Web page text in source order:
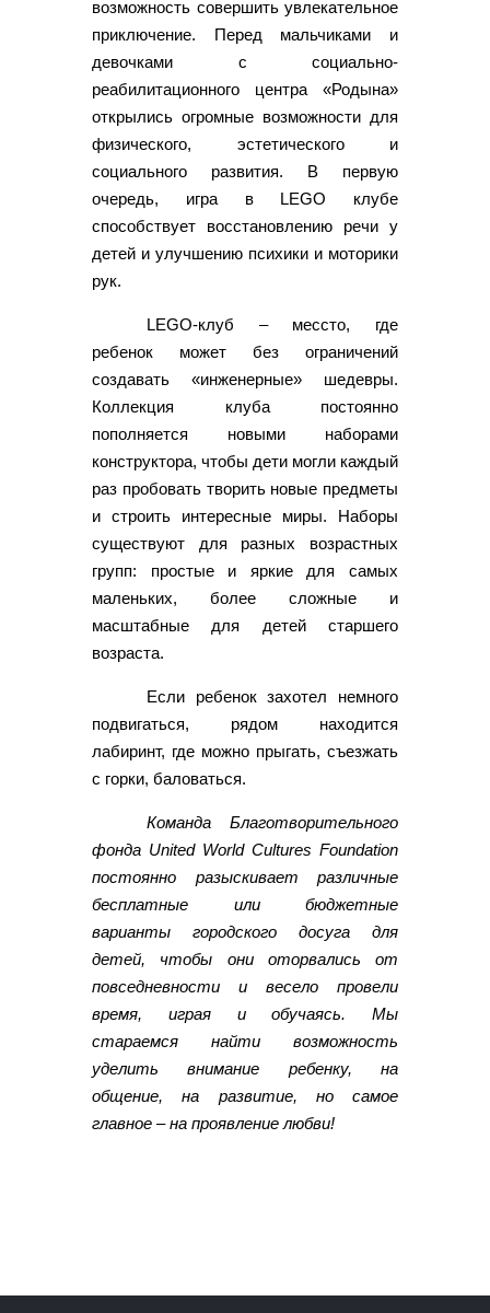
возможность совершить увлекательное
приключение. Перед мальчиками и
девочками с социально-
реабилитационного центра «Родына»
открылись огромные возможности для
физического, эстетического и
социального развития. В первую
очередь, игра в LEGO клубе
способствует восстановлению речи у
детей и улучшению психики и моторики
рук.
LEGO-клуб – мессто, где
ребенок может без ограничений
создавать «инженерные» шедевры.
Коллекция клуба постоянно
пополняется новыми наборами
конструктора, чтобы дети могли каждый
раз пробовать творить новые предметы
и строить интересные миры. Наборы
существуют для разных возрастных
групп: простые и яркие для самых
маленьких, более сложные и
масштабные для детей старшего
возраста.
Если ребенок захотел немного
подвигаться, рядом находится
лабиринт, где можно прыгать, съезжать
с горки, баловаться.
Команда Благотворительного
фонда United World Cultures Foundation
постоянно разыскивает различные
бесплатные или бюджетные
варианты городского досуга для
детей, чтобы они оторвались от
повседневности и весело провели
время, играя и обучаясь. Мы
стараемся найти возможность
уделить внимание ребенку, на
общение, на развитие, но самое
главное – на проявление любви!